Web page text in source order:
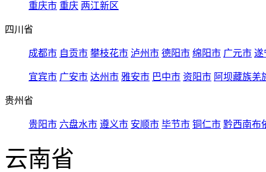
重庆市 重庆 两江新区
四川省
成都市 自贡市 攀枝花市 泸州市 德阳市 绵阳市 广元市 遂
宜宾市 广安市 达州市 雅安市 巴中市 资阳市 阿坝藏族羌
贵州省
贵阳市 六盘水市 遵义市 安顺市 毕节市 铜仁市 黔西南布
云南省